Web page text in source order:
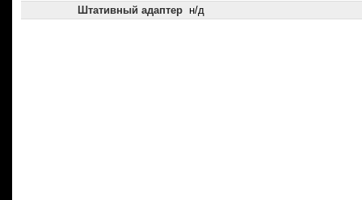
Штативный адаптер н/д